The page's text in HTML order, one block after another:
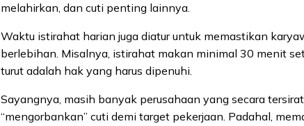
melahirkan, dan cuti penting lainnya.
Waktu istirahat harian juga diatur untuk memastikan
berlebihan. Misalnya, istirahat makan minimal 30 menit
turut adalah hak yang harus dipenuhi.
Sayangnya, masih banyak perusahaan yang secara
“mengorbankan” cuti demi target pekerjaan. Padahal,